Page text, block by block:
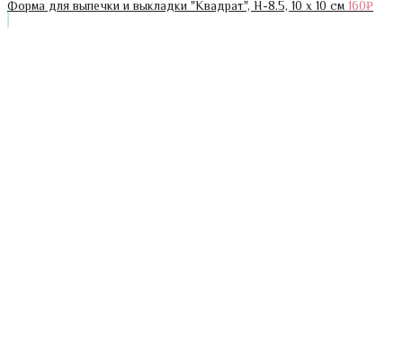
Форма для выпечки и выкладки "Квадрат", H-8.5, 10 х 10 см 160₽